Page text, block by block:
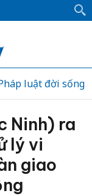
luật đời sống
Ninh) ra
lý vi
giao